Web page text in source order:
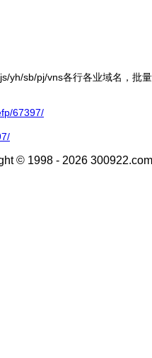
yh/sb/pj/vns各行各业域名，批
67397/
© 1998 - 2026